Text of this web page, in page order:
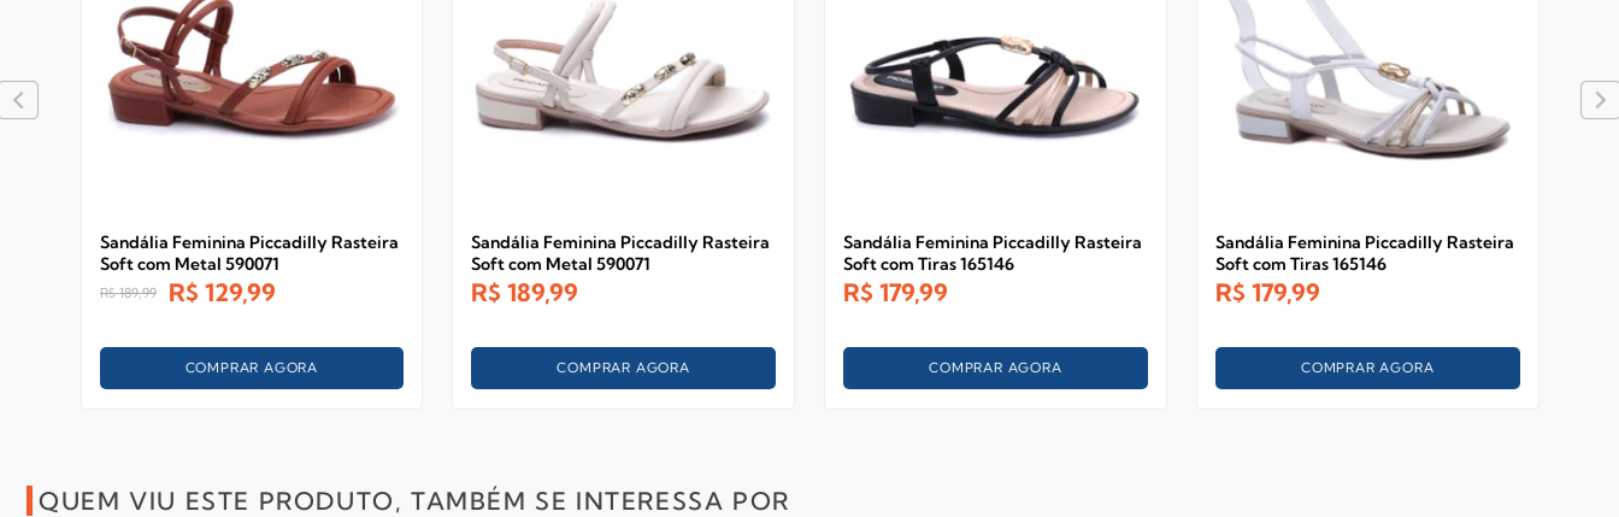
Sandália Feminina Piccadilly Rasteira
Soft com Metal 590071
R$ 189,99 R$ 129,99
COMPRAR AGORA
Sandália Feminina Piccadilly Rasteira
Soft com Metal 590071
R$ 189,99
COMPRAR AGORA
Sandália Feminina Piccadilly Rasteira
Soft com Tiras 165146
R$ 179,99
COMPRAR AGORA
Sandália Feminina Piccadilly Rasteira
Soft com Tiras 165146
R$ 179,99
COMPRAR AGORA
QUEM VIU ESTE PRODUTO, TAMBÉM SE INTERESSA POR